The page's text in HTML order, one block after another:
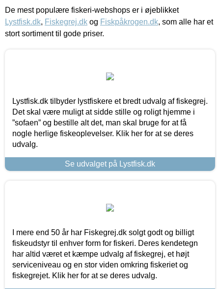
De mest populære fiskeri-webshops er i øjeblikket
Lystfisk.dk, Fiskegrej.dk og Fiskpåkrogen.dk, som alle har et
stort sortiment til gode priser.
Lystfisk.dk tilbyder lystfiskere et bredt udvalg af fiskegrej.
Det skal være muligt at sidde stille og roligt hjemme i
”sofaen” og bestille alt det, man skal bruge for at få
nogle herlige fiskeoplevelser. Klik her for at se deres
udvalg.
Se udvalget på Lystfisk.dk
I mere end 50 år har Fiskegrej.dk solgt godt og billigt
fiskeudstyr til enhver form for fiskeri. Deres kendetegn
har altid været et kæmpe udvalg af fiskegrej, et højt
serviceniveau og en stor viden omkring fiskeriet og
fiskegrejet. Klik her for at se deres udvalg.